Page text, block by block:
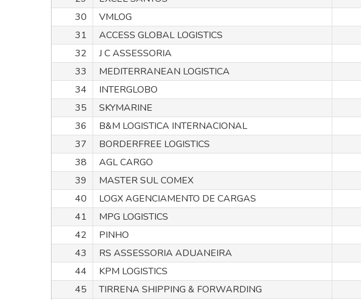
30
VMLOG
31
ACCESS GLOBAL LOGISTICS
32
J C ASSESSORIA
33
MEDITERRANEAN LOGISTICA
34
INTERGLOBO
35
SKYMARINE
36
B&M LOGISTICA INTERNACIONAL
37
BORDERFREE LOGISTICS
38
AGL CARGO
39
MASTER SUL COMEX
40
LOGX AGENCIAMENTO DE CARGAS
41
MPG LOGISTICS
42
PINHO
43
RS ASSESSORIA ADUANEIRA
44
KPM LOGISTICS
45
TIRRENA SHIPPING & FORWARDING